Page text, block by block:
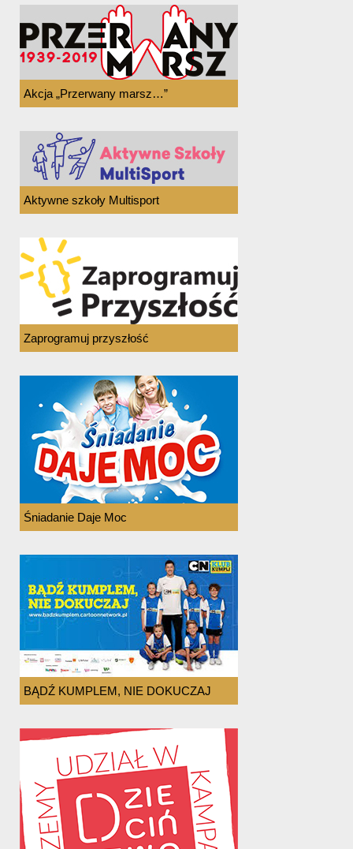
Akcja „Przerwany marsz…”
Aktywne szkoły Multisport
Zaprogramuj przyszłość
Śniadanie Daje Moc
BĄDŹ KUMPLEM, NIE DOKUCZAJ